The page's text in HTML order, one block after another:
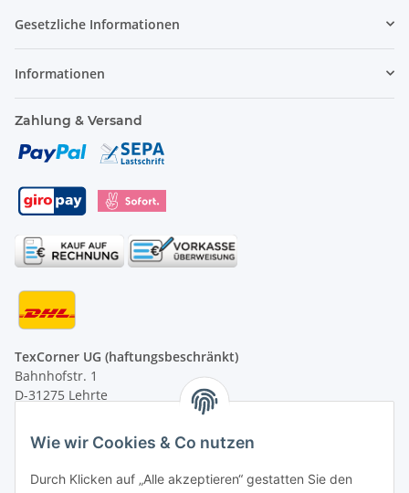
Gesetzliche Informationen
Informationen
Zahlung & Versand
TexCorner UG (haftungsbeschränkt)
Bahnhofstr. 1
D-31275 Lehrte
von 09:00 - 13:00 Uhr
Wie wir Cookies & Co nutzen
Durch Klicken auf „Alle akzeptieren“ gestatten Sie den